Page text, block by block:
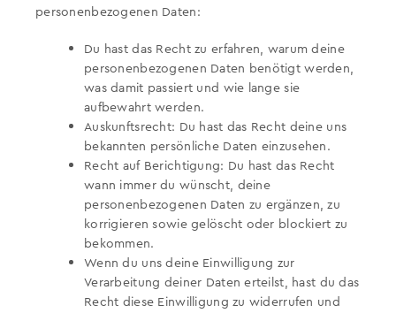
personenbezogenen Daten:
Du hast das Recht zu erfahren, warum deine
personenbezogenen Daten benötigt werden,
was damit passiert und wie lange sie
aufbewahrt werden.
Auskunftsrecht: Du hast das Recht deine uns
bekannten persönliche Daten einzusehen.
Recht auf Berichtigung: Du hast das Recht
wann immer du wünscht, deine
personenbezogenen Daten zu ergänzen, zu
korrigieren sowie gelöscht oder blockiert zu
bekommen.
Wenn du uns deine Einwilligung zur
Verarbeitung deiner Daten erteilst, hast du das
Recht diese Einwilligung zu widerrufen und